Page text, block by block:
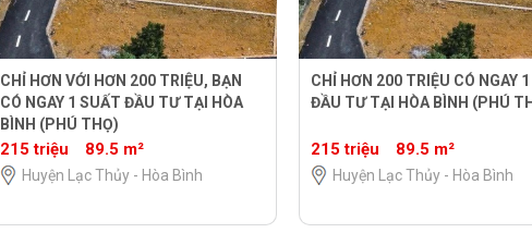
CHỈ HƠN VỚI HƠN 200 TRIỆU, BẠN
CÓ NGAY 1 SUẤT ĐẦU TƯ TẠI HÒA
BÌNH (PHÚ THỌ)
215 triệu 89.5 m²
Huyện Lạc Thủy - Hòa Bình
CHỈ HƠN 200 TRIỆU CÓ NGAY
ĐẦU TƯ TẠI HÒA BÌNH (PHÚ
215 triệu 89.5 m²
Huyện Lạc Thủy - Hòa Bình